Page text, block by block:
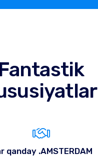
Fantastik
qanday .AMSTERDAM